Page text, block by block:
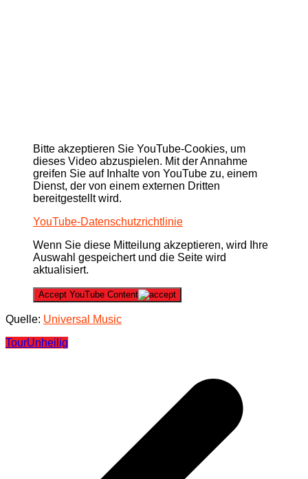
Bitte akzeptieren Sie YouTube-Cookies, um
dieses Video abzuspielen. Mit der Annahme
greifen Sie auf Inhalte von YouTube zu, einem
Dienst, der von einem externen Dritten
bereitgestellt wird.
YouTube-Datenschutzrichtlinie
Wenn Sie diese Mitteilung akzeptieren, wird Ihre
Auswahl gespeichert und die Seite wird
aktualisiert.
Accept YouTube Content
Quelle: Universal Music
TourUnheilig